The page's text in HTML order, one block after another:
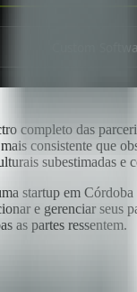
completo das
consistente que
subestimadas e
startup em Córdoba
e gerenciar seus
as partes ressentem.